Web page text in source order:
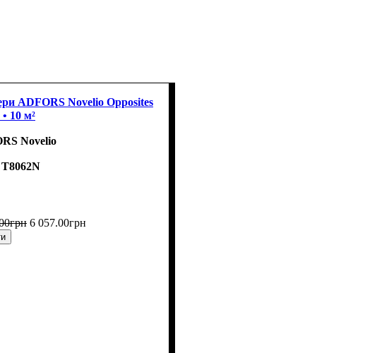
ADFORS Novelio Opposites
10 м²
Novelio
T8062N
грн 6 057.00грн